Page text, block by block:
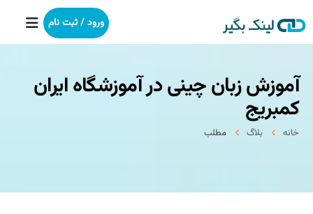
خانه
بکلینک
خدمات ما
ورود / ثبت نام
آموزش زبان چینی در آموزشگاه ایران
كمبریج
خانه بلاگ مطلب